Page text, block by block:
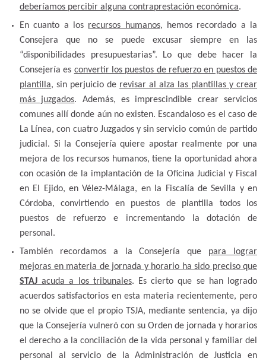
deberíamos percibir alguna contraprestación económica.
En cuanto a los recursos humanos, hemos recordado a la
Consejera que no se puede excusar siempre en las
“disponibilidades presupuestarias”. Lo que debe hacer la
Consejería es convertir los puestos de refuerzo en puestos de
plantilla, sin perjuicio de revisar al alza las plantillas y crear
más juzgados. Además, es imprescindible crear servicios
comunes allí donde aún no existen. Escandaloso es el caso de
La Línea, con cuatro Juzgados y sin servicio común de partido
judicial. Si la Consejería quiere apostar realmente por una
mejora de los recursos humanos, tiene la oportunidad ahora
con ocasión de la implantación de la Oficina Judicial y Fiscal
en El Ejido, en Vélez-Málaga, en la Fiscalía de Sevilla y en
Córdoba, convirtiendo en puestos de plantilla todos los
puestos de refuerzo e incrementando la dotación de
personal.
También recordamos a la Consejería que para lograr
mejoras en materia de jornada y horario ha sido preciso que
STAJ acuda a los tribunales. Es cierto que se han logrado
acuerdos satisfactorios en esta materia recientemente, pero
no se olvide que el propio TSJA, mediante sentencia, ya dijo
que la Consejería vulneró con su Orden de jornada y horarios
el derecho a la conciliación de la vida personal y familiar del
personal al servicio de la Administración de Justicia en